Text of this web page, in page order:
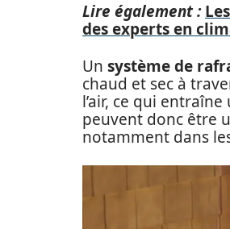
Lire également :
des experts en
Un système de
chaud et sec à
l’air, ce qui
peuvent donc être
notamment dans